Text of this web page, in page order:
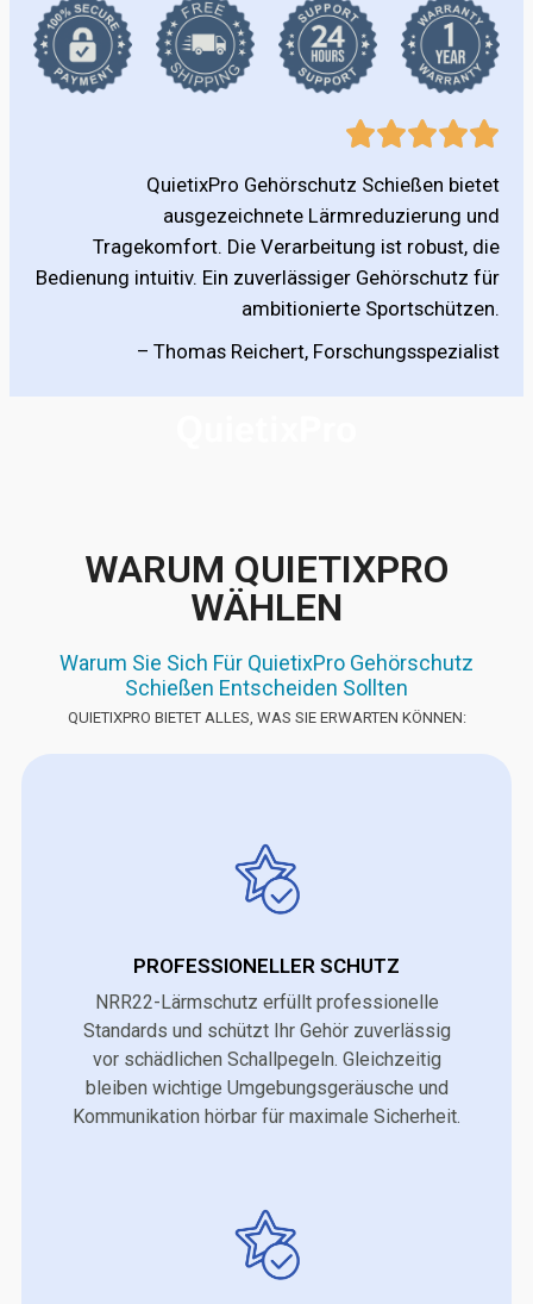
QuietixPro Gehörschutz Schießen bietet
ausgezeichnete Lärmreduzierung und
Tragekomfort. Die Verarbeitung ist robust, die
Bedienung intuitiv. Ein zuverlässiger Gehörschutz für
ambitionierte Sportschützen.
– Thomas Reichert, Forschungsspezialist
WARUM QUIETIXPRO
WÄHLEN
Warum Sie Sich Für QuietixPro Gehörschutz
Schießen Entscheiden Sollten
QUIETIXPRO BIETET ALLES, WAS SIE ERWARTEN KÖNNEN:
PROFESSIONELLER SCHUTZ
NRR22-Lärmschutz erfüllt professionelle
Standards und schützt Ihr Gehör zuverlässig
vor schädlichen Schallpegeln. Gleichzeitig
bleiben wichtige Umgebungsgeräusche und
Kommunikation hörbar für maximale Sicherheit.